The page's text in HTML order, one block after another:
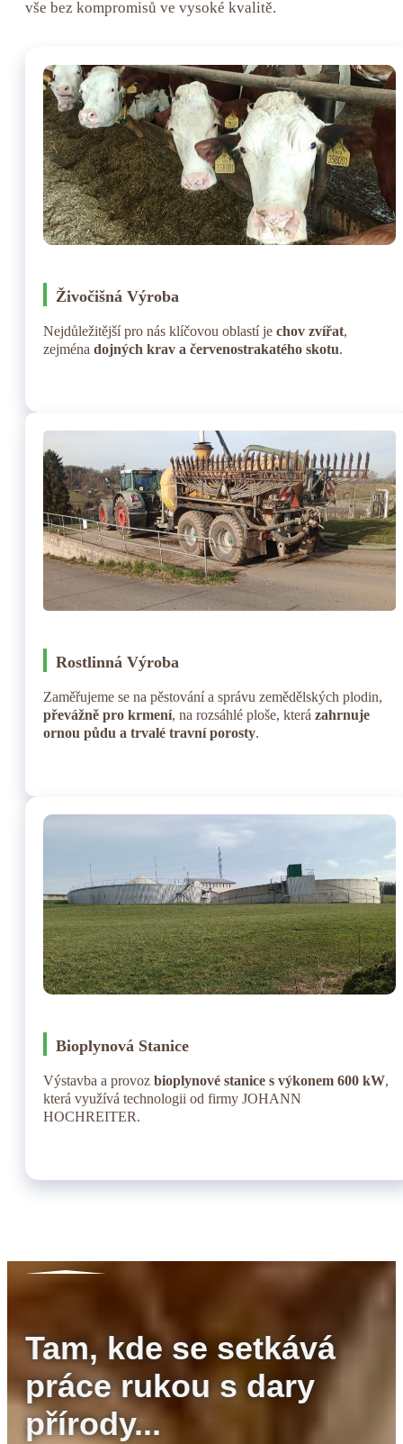
vše bez kompromisů ve vysoké kvalitě.
Živočišná Výroba
Nejdůležitější pro nás klíčovou oblastí je chov zvířat,
zejména dojných krav a červenostrakatého skotu.
Rostlinná Výroba
Zaměřujeme se na pěstování a správu zemědělských plodin,
převážně pro krmení, na rozsáhlé ploše, která zahrnuje
ornou půdu a trvalé travní porosty.
Bioplynová Stanice
Výstavba a provoz bioplynové stanice s výkonem 600 kW,
která využívá technologii od firmy JOHANN
HOCHREITER.
Tam, kde se setkává
práce rukou s dary
přírody...